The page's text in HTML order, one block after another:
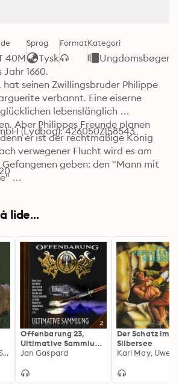
40M
Sprog
Tysk
FormatKategori
Ungdomsbøger
1660.
seinen Zwillingsbruder Philippe
verbannt. Eine eiserne
lebenslänglich
Aber Philippes Freunde planen
er ist der rechtmäßige König
verwegener Flucht wird es am
Gefangenen geben: den "Mann mit
…
(Lydbog): 4260507158543
lide...
Ralph Erdenberger, Sven Preger
Offenbarung 23,
Ultimative Sammlung
Volume 2
Jan Gaspard
Der Schatz im
Silbersee